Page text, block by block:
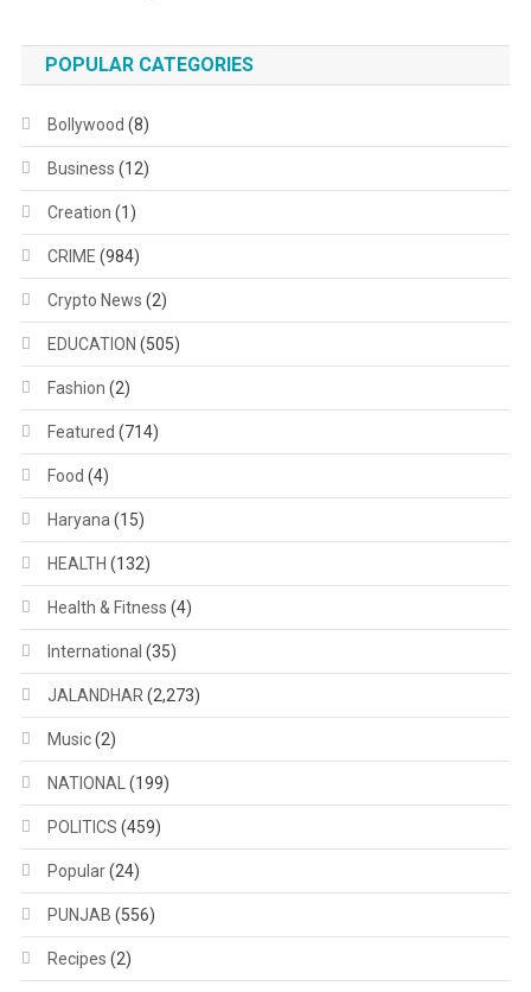
POPULAR CATEGORIES
Bollywood (8)
Business (12)
Creation (1)
CRIME (984)
Crypto News (2)
EDUCATION (505)
Fashion (2)
Featured (714)
Food (4)
Haryana(15)
HEALTH (132)
Health & Fitness (4)
International (35)
JALANDHAR(2,273)
Music(2)
NATIONAL(199)
POLITICS (459)
Popular(24)
PUNJAB (556)
Recipes (2)